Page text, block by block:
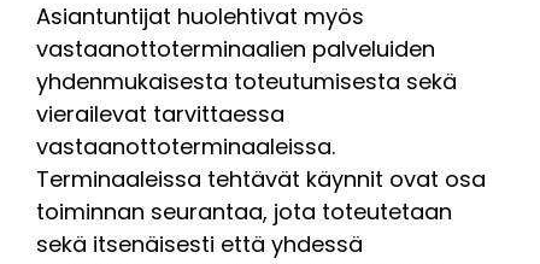
Asiantuntijat huolehtivat myös
vastaanottoterminaalien palveluiden
yhdenmukaisesta toteutumisesta sekä
vierailevat tarvittaessa
vastaanottoterminaaleissa.
Terminaaleissa tehtävät käynnit ovat osa
toiminnan seurantaa, jota toteutetaan
sekä itsenäisesti että yhdessä